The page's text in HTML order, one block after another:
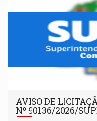
AVISO DE
Nº 90136/2026/